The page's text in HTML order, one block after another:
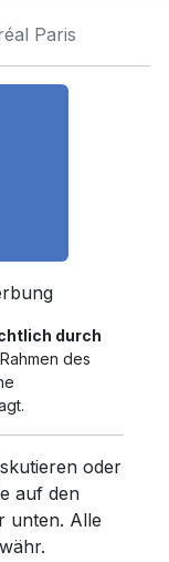
Paris
durch
des
oder
auf den
unten. Alle